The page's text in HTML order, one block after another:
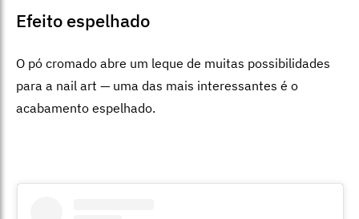
Efeito espelhado
O pó cromado abre um leque de muitas possibilidades
para a nail art — uma das mais interessantes é o
acabamento espelhado.